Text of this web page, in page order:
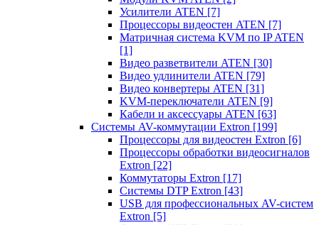
Усилители ATEN [7]
Процессоры видеостен ATEN [7]
Матричная система KVM по IP ATEN
[1]
Видео разветвители ATEN [30]
Видео удлинители ATEN [79]
Видео конвертеры ATEN [31]
KVM-переключатели ATEN [9]
Кабели и аксессуары ATEN [63]
Системы AV-коммутации Extron [199]
Процессоры для видеостен Extron [6]
Процессоры обработки видеосигналов
Extron [22]
Коммутаторы Extron [17]
Системы DTP Extron [43]
USB для профессиональных AV-систем
Extron [5]